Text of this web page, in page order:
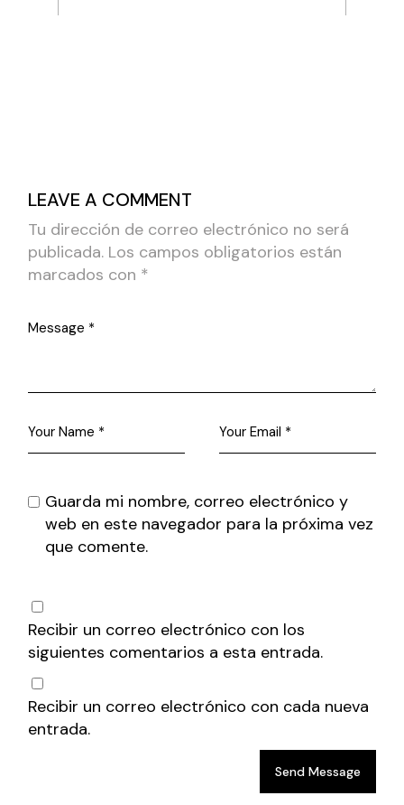
LEAVE A COMMENT
Tu dirección de correo electrónico no será
publicada. Los campos obligatorios están
marcados con *
Guarda mi nombre, correo electrónico y
web en este navegador para la próxima vez
que comente.
Recibir un correo electrónico con los
siguientes comentarios a esta entrada.
Recibir un correo electrónico con cada nueva
entrada.
Send Message